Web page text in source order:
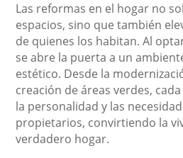
Las reformas en el hogar no
espacios, sino que también
de quienes los habitan. Al
se abre la puerta a un
estético. Desde la
creación de áreas verdes,
la personalidad y las
propietarios, convirtiendo la
verdadero hogar.